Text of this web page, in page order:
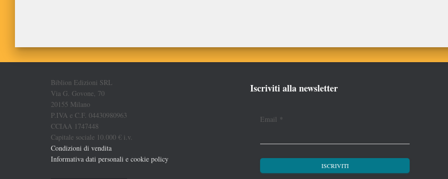
Biblion Edizioni SRL
Via G. Govone, 70
20155 Milano
P.IVA e C.F. 04430980963
CCIAA 1747448
Capitale sociale 10.000 € i.v.
Condizioni di vendita
Informativa dati personali e cookie policy
Iscriviti alla newsletter
Email *